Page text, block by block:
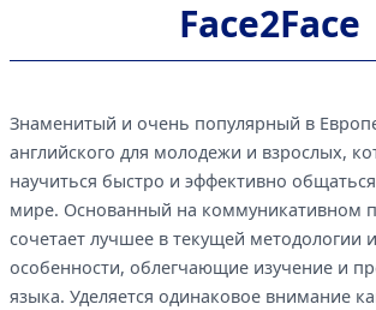
Face2Face
Знаменитый и очень популярный в
английского для молодежи и взрослых,
научиться быстро и эффективно
мире. Основанный на коммуникативном
сочетает лучшее в текущей методологии
особенности, облегчающие изучение и
языка. Уделяется одинаковое внимание